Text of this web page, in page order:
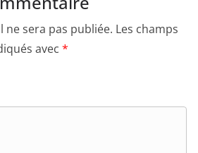
ne sera pas publiée. Les champs
avec *